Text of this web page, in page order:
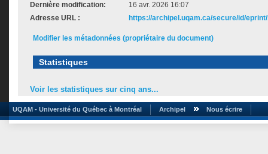
Dernière modification:
16 avr. 2026 16:07
Adresse URL :
https://archipel.uqam.ca/secure/id/
Modifier les métadonnées (propriétaire du document)
Statistiques
Voir les statistiques sur cinq ans...
UQAM - Université du Québec à Montréal Archipel Nous écrire